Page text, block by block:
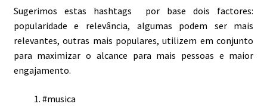
Sugerimos estas hashtags por base dois factores:
popularidade e relevância, algumas podem ser mais
relevantes, outras mais populares, utilizem em conjunto
para maximizar o alcance para mais pessoas e maior
engajamento.
#musica